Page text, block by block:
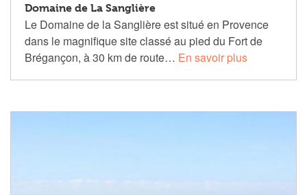
Domaine de La Sanglière
Le Domaine de la Sanglière est situé en Provence
dans le magnifique site classé au pied du Fort de
Brégançon, à 30 km de route… En savoir plus